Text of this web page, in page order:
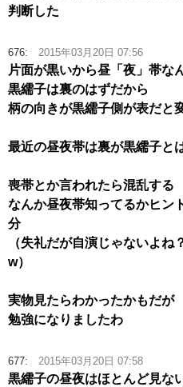
判断した
676: 2015年03月20日 07:56
片面が黒いから昼「夜」帯な
黒繻子は裏のはずだから
柄の向きが黒繻子側が表だと
最近の昼夜帯は裏が黒繻子と
喪帯とか言われたら混乱する
なんか昼夜帯知ってるかヒン
分
（失礼だが自演じゃないよね
w）
実物見たらわかったかもだが
勉強になりましたわ
677: 2015年03月20日 07:58
黒繻子の昼夜はほとんど見な